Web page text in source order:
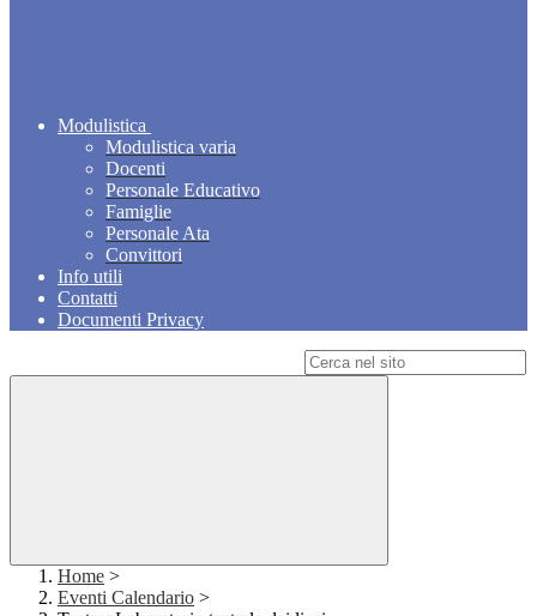
Modulistica
Modulistica varia
Docenti
Personale Educativo
Famiglie
Personale Ata
Convittori
Info utili
Contatti
Documenti Privacy
Home >
Eventi Calendario >